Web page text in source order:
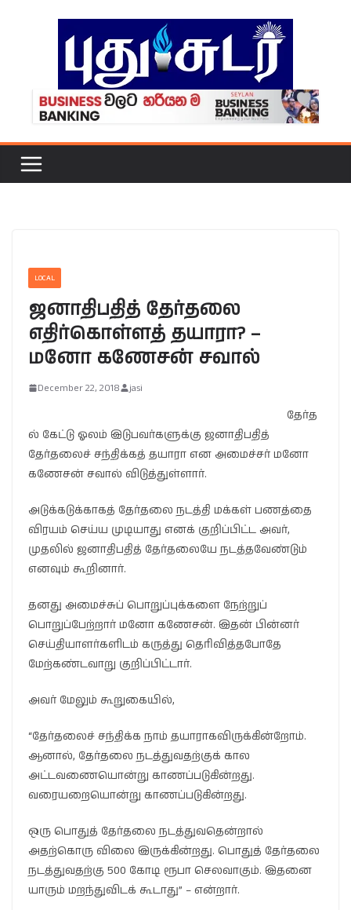
LOCAL
ஜனாதிபதித் தேர்தலை
எதிர்கொள்ளத் தயாரா? –
மனோ கணேசன் சவால்
December 22, 2018 jasi
தேர்த
ல் கேட்டு ஓலம் இடுபவர்களுக்கு ஜனாதிபதித்
தேர்தலைச் சந்திக்கத் தயாரா என அமைச்சர் மனோ
கணேசன் சவால் விடுத்துள்ளார்.
அடுக்கடுக்காகத் தேர்தலை நடத்தி மக்கள் பணத்தை
விரயம் செய்ய முடியாது எனக் குறிப்பிட்ட அவர்,
முதலில் ஜனாதிபதித் தேர்தலையே நடத்தவேண்டும்
எனவும் கூறினார்.
தனது அமைச்சுப் பொறுப்புக்களை நேற்றுப்
பொறுப்பேற்றார் மனோ கணேசன். இதன் பின்னர்
செய்தியாளர்களிடம் கருத்து தெரிவித்தபோதே
மேற்கண்டவாறு குறிப்பிட்டார்.
அவர் மேலும் கூறுகையில்,
“தேர்தலைச் சந்திக்க நாம் தயாராகவிருக்கின்றோம்.
ஆனால், தேர்தலை நடத்துவதற்குக் கால
அட்டவணையொன்று காணப்படுகின்றது.
வரையறையொன்று காணப்படுகின்றது.
ஒரு பொதுத் தேர்தலை நடத்துவதென்றால்
அதற்கொரு விலை இருக்கின்றது. பொதுத் தேர்தலை
நடத்துவதற்கு 500 கோடி ரூபா செலவாகும். இதனை
யாரும் மறந்துவிடக் கூடாது” – என்றார்.